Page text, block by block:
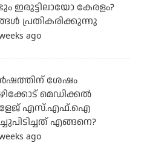
ഇരുട്ടിലായോ കേരളം?
പ്രതികരിക്കുന്നു
ago
ശേഷം
മെഡിക്കൽ
എസ്.എഫ്.ഐ
എങ്ങനെ?
ago